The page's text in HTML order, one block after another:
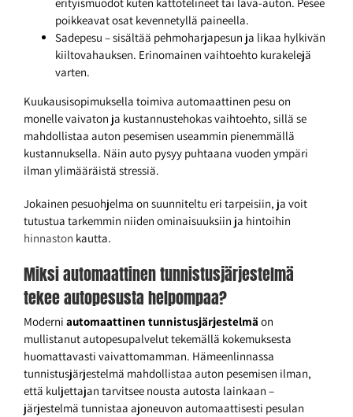
poikkeavat osat kevennetyllä paineella.
Sadepesu – sisältää pehmoharjapesun ja likaa hylkivän
kiiltovahauksen. Erinomainen vaihtoehto kurakelejä
varten.
Kuukausisopimuksella toimiva automaattinen pesu on
monelle vaivaton ja kustannustehokas vaihtoehto, sillä se
mahdollistaa auton pesemisen useammin pienemmällä
kustannuksella. Näin auto pysyy puhtaana vuoden ympäri
ilman ylimääräistä stressiä.
Jokainen pesuohjelma on suunniteltu eri tarpeisiin, ja voit
tutustua tarkemmin niiden ominaisuuksiin ja hintoihin
hinnaston kautta.
Miksi automaattinen tunnistusjärjestelmä
tekee autopesusta helpompaa?
Moderni automaattinen tunnistusjärjestelmä on
mullistanut autopesupalvelut tekemällä kokemuksesta
huomattavasti vaivattomamman. Hämeenlinnassa
tunnistusjärjestelmä mahdollistaa auton pesemisen ilman,
että kuljettajan tarvitsee nousta autosta lainkaan –
järjestelmä tunnistaa ajoneuvon automaattisesti pesulan